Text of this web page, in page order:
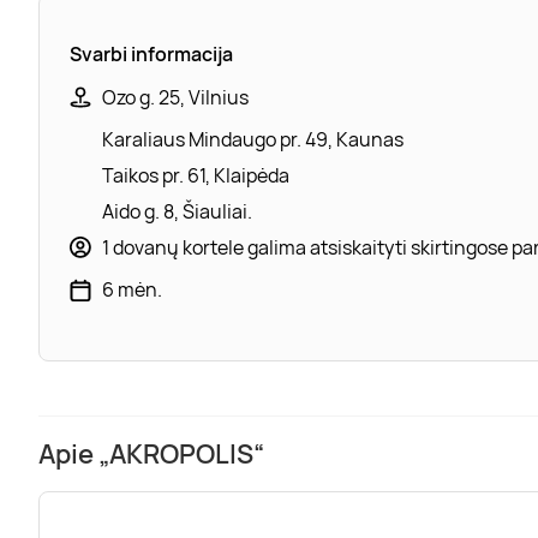
Svarbi informacija
Ozo g. 25, Vilnius
Karaliaus Mindaugo pr. 49, Kaunas
Taikos pr. 61, Klaipėda
Aido g. 8, Šiauliai.
1 dovanų kortele galima atsiskaityti skirtingose
6 mėn.
Apie „AKROPOLIS“